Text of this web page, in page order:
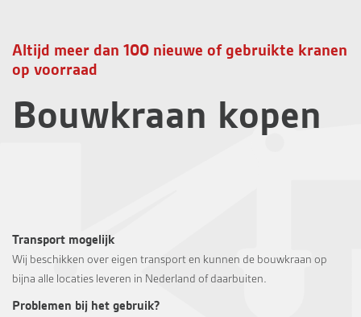
Altijd meer dan 100 nieuwe of gebruikte kranen
op voorraad
Bouwkraan kopen
Transport mogelijk
Wij beschikken over eigen transport en kunnen de bouwkraan op
bijna alle locaties leveren in Nederland of daarbuiten.
Problemen bij het gebruik?